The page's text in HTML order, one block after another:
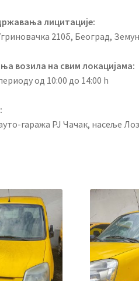
лицитације:
210б, Београд, Земун
возила на свим локацијама:
од 10:00 до 14:00 h
гаража РЈ Чачак, насеље